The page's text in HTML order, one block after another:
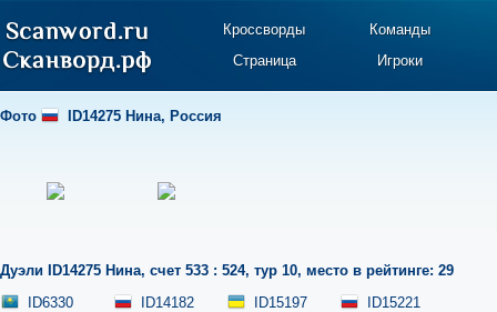
Кроссворды
Команды
Страница
Игроки
Фото ID14275 Нина, Россия
Дуэли ID14275 Нина, счет 533 : 524, тур 10, место в рейтинге: 29
ID6330
ID14182 ID15197 ID15221